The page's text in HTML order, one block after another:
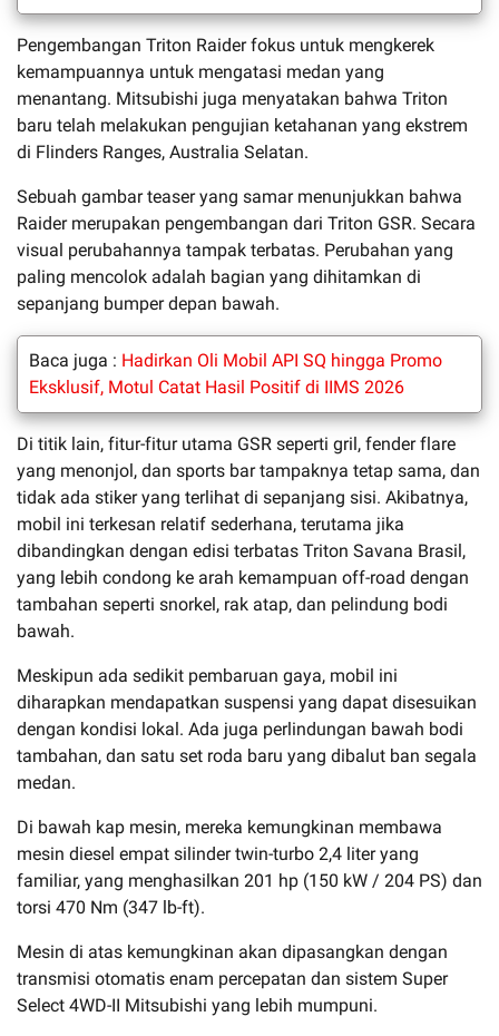
Pengembangan Triton Raider fokus untuk mengkerek
kemampuannya untuk mengatasi medan yang
menantang. Mitsubishi juga menyatakan bahwa Triton
baru telah melakukan pengujian ketahanan yang ekstrem
di Flinders Ranges, Australia Selatan.
Sebuah gambar teaser yang samar menunjukkan bahwa
Raider merupakan pengembangan dari Triton GSR. Secara
visual perubahannya tampak terbatas. Perubahan yang
paling mencolok adalah bagian yang dihitamkan di
sepanjang bumper depan bawah.
Baca juga : Hadirkan Oli Mobil API SQ hingga Promo
Eksklusif, Motul Catat Hasil Positif di IIMS 2026
Di titik lain, fitur-fitur utama GSR seperti gril, fender flare
yang menonjol, dan sports bar tampaknya tetap sama, dan
tidak ada stiker yang terlihat di sepanjang sisi. Akibatnya,
mobil ini terkesan relatif sederhana, terutama jika
dibandingkan dengan edisi terbatas Triton Savana Brasil,
yang lebih condong ke arah kemampuan off-road dengan
tambahan seperti snorkel, rak atap, dan pelindung bodi
bawah.
Meskipun ada sedikit pembaruan gaya, mobil ini
diharapkan mendapatkan suspensi yang dapat disesuikan
dengan kondisi lokal. Ada juga perlindungan bawah bodi
tambahan, dan satu set roda baru yang dibalut ban segala
medan.
Di bawah kap mesin, mereka kemungkinan membawa
mesin diesel empat silinder twin-turbo 2,4 liter yang
familiar, yang menghasilkan 201 hp (150 kW / 204 PS) dan
torsi 470 Nm (347 lb-ft).
Mesin di atas kemungkinan akan dipasangkan dengan
transmisi otomatis enam percepatan dan sistem Super
Select 4WD-II Mitsubishi yang lebih mumpuni.